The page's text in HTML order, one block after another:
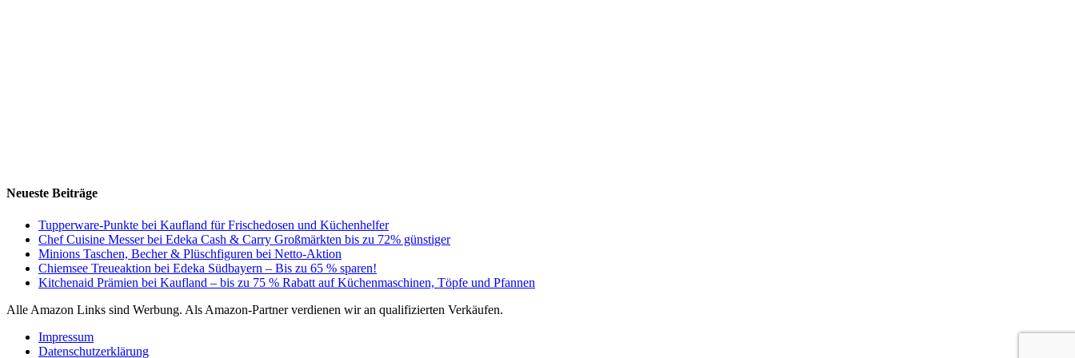
Neueste Beiträge
Tupperware-Punkte bei Kaufland für Frischedosen und Küchenhelfer
Chef Cuisine Messer bei Edeka Cash & Carry Großmärkten bis zu 72% günstiger
Minions Taschen, Becher & Plüschfiguren bei Netto-Aktion
Chiemsee Treueaktion bei Edeka Südbayern – Bis zu 65 % sparen!
Kitchenaid Prämien bei Kaufland – bis zu 75 % Rabatt auf Küchenmaschinen, Töpfe und Pfannen
Alle Amazon Links sind Werbung. Als Amazon-Partner verdienen wir an qualifizierten Verkäufen.
Impressum
Datenschutzerklärung